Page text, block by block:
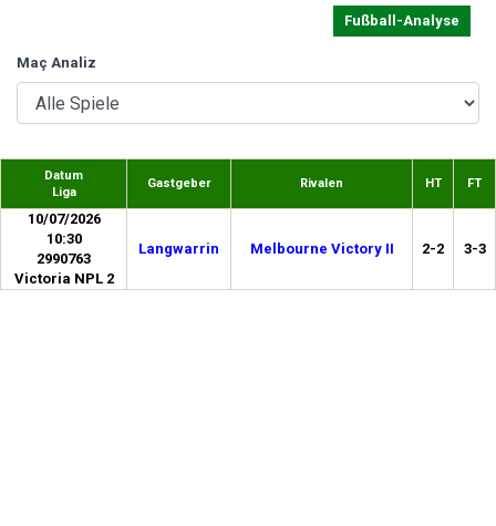
Fußball-Analyse
Maç Analiz
Datum
Liga
Gastgeber Rivalen HT FT
10/07/2026
10:30
2990763
Victoria NPL 2
Langwarrin Melbourne Victory II 2-2 3-3